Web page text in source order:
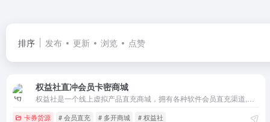
排序 发布 更新 浏览 点赞
权益社直冲会员卡密商城
卡券货源 # 会员直充 # 多开商城 # 权益社